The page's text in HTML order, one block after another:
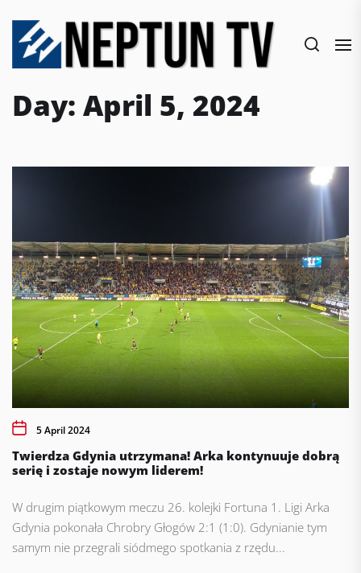
content
Day: April 5, 2024
5 April 2024
Twierdza Gdynia utrzymana! Arka kontynuuje dobrą
serię i zostaje nowym liderem!
W drugim piątkowym meczu 26. kolejki Fortuna 1. Ligi Arka
Gdynia pokonała Chrobry Głogów 2:1 (1:0). Gdynianie tym
samym nie przegrali siódmego spotkania z rzędu...